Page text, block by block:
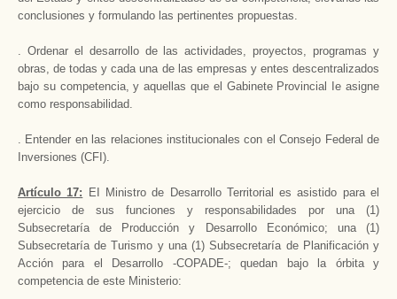
conclusiones y formulando las pertinentes propuestas.
. Ordenar el desarrollo de las actividades, proyectos, programas y
obras, de todas y cada una de las empresas y entes descentralizados
bajo su competencia, y aquellas que el Gabinete Provincial Ie asigne
como responsabilidad.
. Entender en las relaciones institucionales con el Consejo Federal de
Inversiones (CFI).
Artículo 17: EI Ministro de Desarrollo Territorial es asistido para el
ejercicio de sus funciones y responsabilidades por una (1)
Subsecretaría de Producción y Desarrollo Económico; una (1)
Subsecretaría de Turismo y una (1) Subsecretaría de Planificación y
Acción para el Desarrollo -COPADE-; quedan bajo la órbita y
competencia de este Ministerio: